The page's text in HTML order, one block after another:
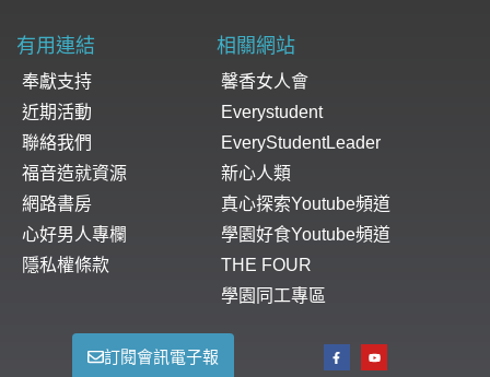
有用連結 相關網站
奉獻支持
近期活動
聯絡我們
福音造就資源
網路書房
心好男人專欄
隱私權條款
馨香女人會
Everystudent
EveryStudentLeader
新心人類
真心探索Youtube頻道
學園好食Youtube頻道
THE FOUR
學園同工專區
訂閱會訊電子報